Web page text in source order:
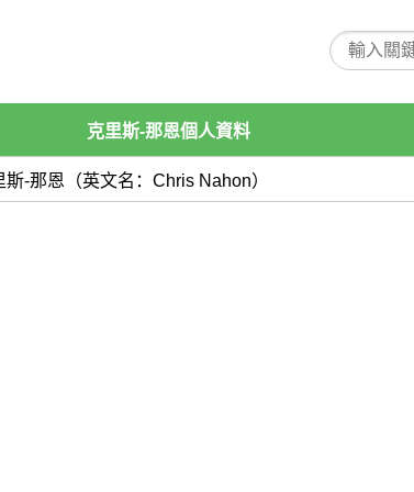
克里斯-那恩個人資料
斯-那恩（英文名：Chris Nahon）